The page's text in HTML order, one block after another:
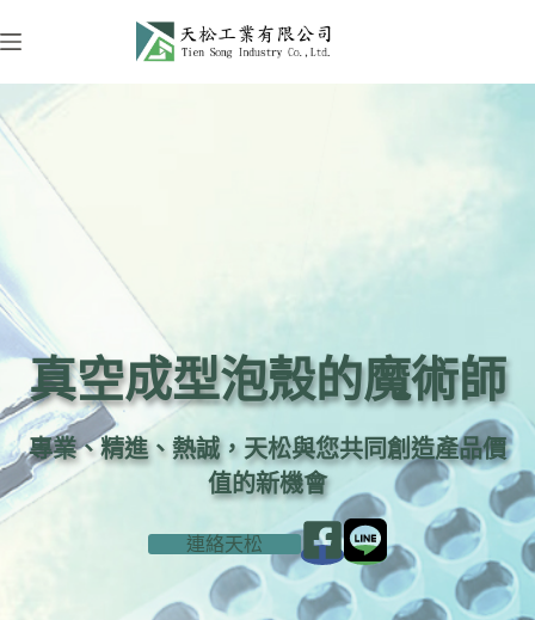
至
內
容
真空成型泡殼的魔術師
專業、精進、熱誠，天松與您共同創造產品價
值的新機會
連絡天松